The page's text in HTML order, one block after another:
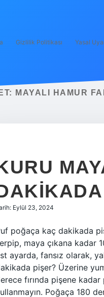
Gizlilik Politikası Yasal
MAYALI HAMUR
Eylül 23, 2024
poğaça kaç dakikada
maya çıkana kadar
ayarda, fansız olarak,
pişer? Üzerine
fırında pişene
Poğaça 180